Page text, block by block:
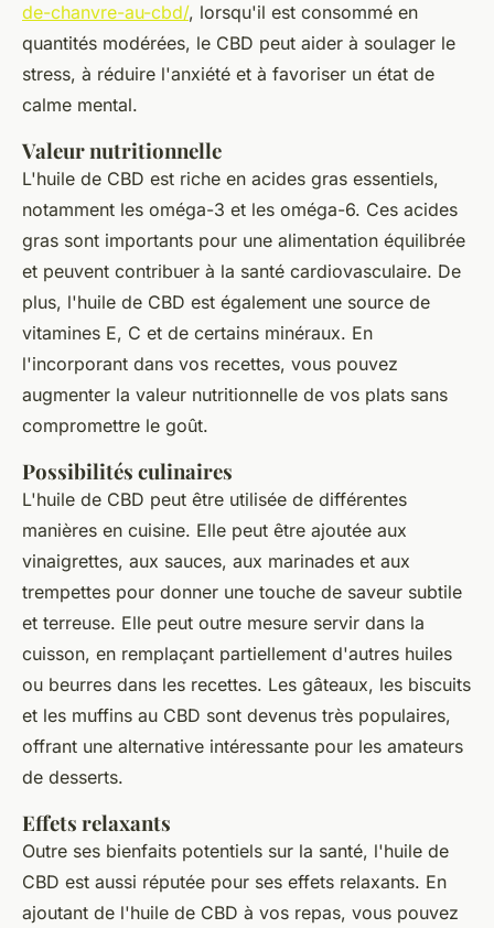
de-chanvre-au-cbd/, lorsqu'il est consommé en
quantités modérées, le CBD peut aider à soulager le
stress, à réduire l'anxiété et à favoriser un état de
calme mental.
Valeur nutritionnelle
L'huile de CBD est riche en acides gras essentiels,
notamment les oméga-3 et les oméga-6. Ces acides
gras sont importants pour une alimentation équilibrée
et peuvent contribuer à la santé cardiovasculaire. De
plus, l'huile de CBD est également une source de
vitamines E, C et de certains minéraux. En
l'incorporant dans vos recettes, vous pouvez
augmenter la valeur nutritionnelle de vos plats sans
compromettre le goût.
Possibilités culinaires
L'huile de CBD peut être utilisée de différentes
manières en cuisine. Elle peut être ajoutée aux
vinaigrettes, aux sauces, aux marinades et aux
trempettes pour donner une touche de saveur subtile
et terreuse. Elle peut outre mesure servir dans la
cuisson, en remplaçant partiellement d'autres huiles
ou beurres dans les recettes. Les gâteaux, les biscuits
et les muffins au CBD sont devenus très populaires,
offrant une alternative intéressante pour les amateurs
de desserts.
Effets relaxants
Outre ses bienfaits potentiels sur la santé, l'huile de
CBD est aussi réputée pour ses effets relaxants. En
ajoutant de l'huile de CBD à vos repas, vous pouvez